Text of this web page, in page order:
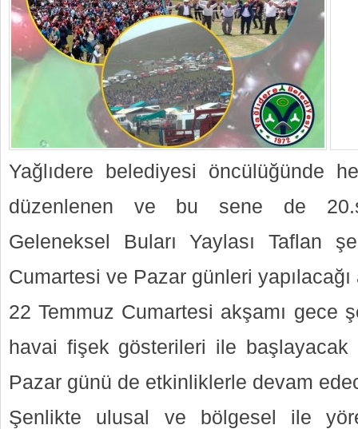
Yağlıdere belediyesi öncülüğünde
düzenlenen ve bu sene de
Geleneksel Buları Yaylası Taflan
Cumartesi ve Pazar günleri yapılacağı
22 Temmuz Cumartesi akşamı gece
havai fişek gösterileri ile
Pazar günü de etkinliklerle devam
Şenlikte ulusal ve bölgesel ile